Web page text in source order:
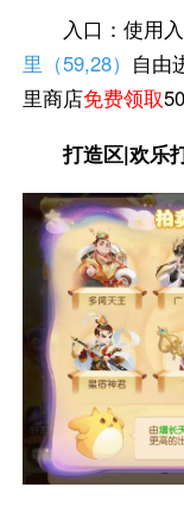
入口：使用入
里（59,28） 自由
里商店免费领取
打造区|欢乐